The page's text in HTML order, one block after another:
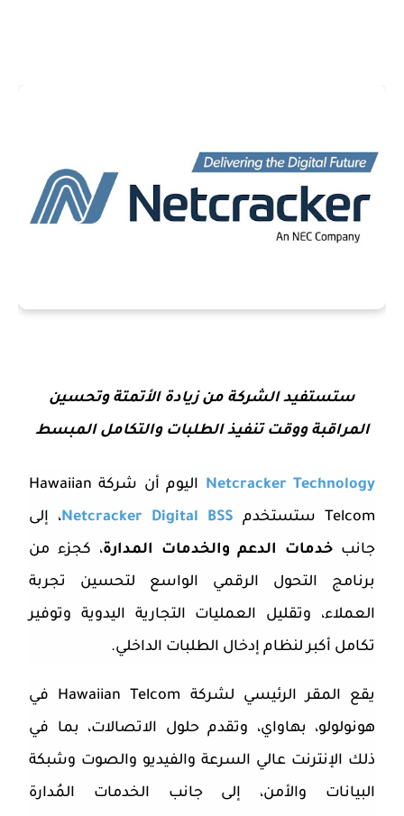
ستستفيد الشركة من زيادة الأتمتة وتحسين
المراقبة ووقت تنفيذ الطلبات والتكامل المبسط
Netcracker Technology اليوم أن شركة Hawaiian
Telcom
ستستخدم Netcracker Digital BSS، إلى
جانب خدمات الدعم والخدمات المدارة، كجزء من
برنامج التحول الرقمي الواسع لتحسين تجربة
العملاء، وتقليل العمليات التجارية اليدوية وتوفير
تكامل أكبر لنظام إدخال الطلبات الداخلي.
يقع المقر الرئيسي لشركة Hawaiian Telcom في
هونولولو، بهاواي، وتقدم حلول الاتصالات، بما في
ذلك الإنترنت عالي السرعة والفيديو والصوت وشبكة
البيانات والأمن، إلى جانب الخدمات المُدارة